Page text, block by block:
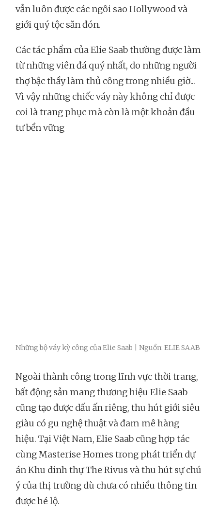
vẫn luôn được các ngôi sao Hollywood và
giới quý tộc săn đón.
Các tác phẩm của Elie Saab thường được làm
từ những viên đá quý nhất, do những người
thợ bậc thầy làm thủ công trong nhiều giờ...
Vì vậy những chiếc váy này không chỉ được
coi là trang phục mà còn là một khoản đầu
tư bền vững
Những bộ váy kỳ công của Elie Saab | Nguồn: ELIE SAAB
Ngoài thành công trong lĩnh vực thời trang,
bất động sản mang thương hiệu Elie Saab
cũng tạo được dấu ấn riêng, thu hút giới siêu
giàu có gu nghệ thuật và đam mê hàng
hiệu. Tại Việt Nam, Elie Saab cũng hợp tác
cùng Masterise Homes trong phát triển dự
án Khu dinh thự The Rivus và thu hút sự chú
ý của thị trường dù chưa có nhiều thông tin
được hé lộ.